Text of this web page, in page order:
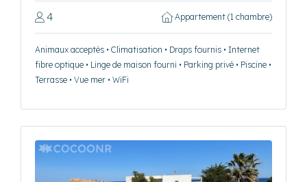
4 Appartement (1 chambre)
Animaux acceptés • Climatisation • Draps fournis • Internet
fibre optique • Linge de maison fourni • Parking privé • Piscine •
Terrasse • Vue mer • WiFi